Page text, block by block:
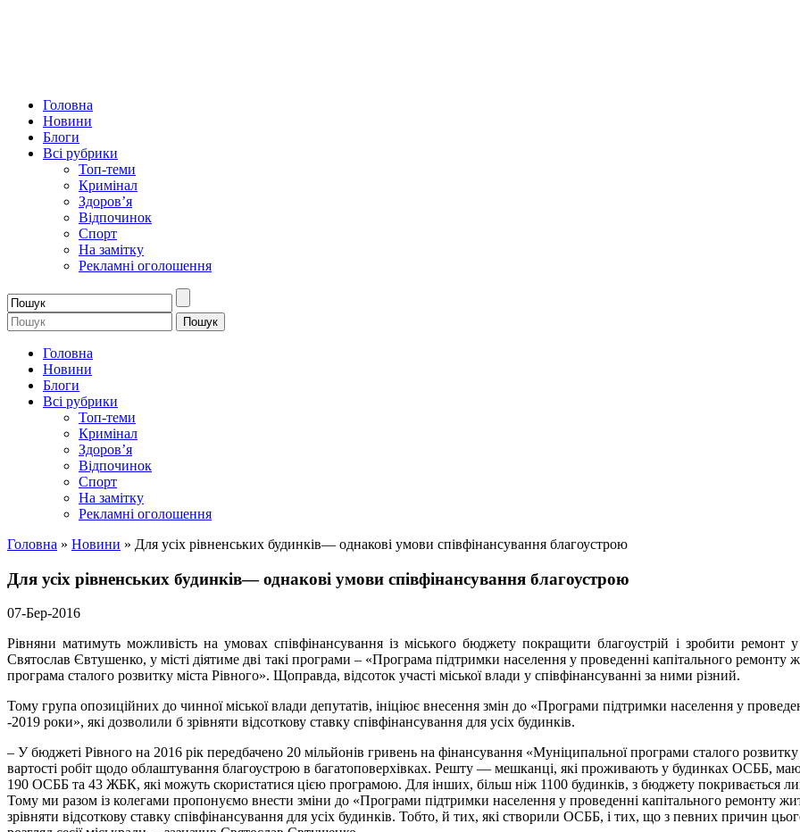
Головна
Новини
Блоги
Всі рубрики
Топ-теми
Кримінал
Здоров’я
Відпочинок
Спорт
На замітку
Рекламні оголошення
Головна
Новини
Блоги
Всі рубрики
Топ-теми
Кримінал
Здоров’я
Відпочинок
Спорт
На замітку
Рекламні оголошення
Головна » Новини » Для усіх рівненських будинків— однакові умови співфінансування благоустрою
Для усіх рівненських будинків— однакові умови співфінансування благоустрою
07-Бер-2016
Рівняни матимуть можливість на умовах співфінансування із міського бюджету покращити благоустрій і зробити ремонт
Святослав Євтушенко, у місті діятиме дві такі програми – «Програма підтримки населення у проведенні капітального
програма сталого розвитку міста Рівного». Щоправда, відсоток участі міської влади у співфінансуванні за ними різний.
Тому група опозиційних до чинної міської влади депутатів, ініціює внесення змін до «Програми підтримки населення у
-2019 роки», які дозволили б зрівняти відсоткову ставку співфінансування для усіх будинків.
– У бюджеті Рівного на 2016 рік передбачено 20 мільйонів гривень на фінансування «Муніципальної програми сталого
вартості робіт щодо облаштування благоустрою в багатоповерхівках. Решту — мешканці, які проживають у будинках ОСББ,
190 ОСББ та 43 ЖБК, які можуть скористатися цією програмою. Для інших, більш ніж 1100 будинків, з бюджету покривається
Тому ми разом із колегами пропонуємо внести зміни до «Програми підтримки населення у проведенні капітального ремонту
зрівняти відсоткову ставку співфінансування для усіх будинків. Тобто, й тих, які створили ОСББ, і тих, що з певних причин